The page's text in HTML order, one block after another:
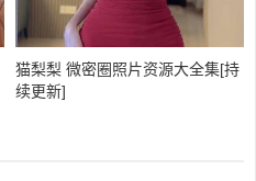
猫梨梨 微密圈照片资源大全集[持
续更新]